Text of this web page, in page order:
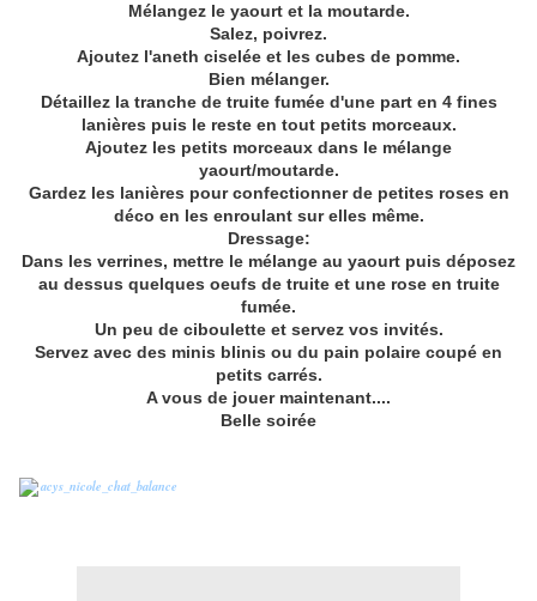
Mélangez le yaourt et la moutarde.
Salez, poivrez.
Ajoutez l'aneth ciselée et les cubes de pomme.
Bien mélanger.
Détaillez la tranche de truite fumée d'une part en 4 fines
lanières puis le reste en tout petits morceaux.
Ajoutez les petits morceaux dans le mélange
yaourt/moutarde.
Gardez les lanières pour confectionner de petites roses en
déco en les enroulant sur elles même.
Dressage:
Dans les verrines, mettre le mélange au yaourt puis déposez
au dessus quelques oeufs de truite et une rose en truite
fumée.
Un peu de ciboulette et servez vos invités.
Servez avec des minis blinis ou du pain polaire coupé en
petits carrés.
A vous de jouer maintenant....
Belle soirée